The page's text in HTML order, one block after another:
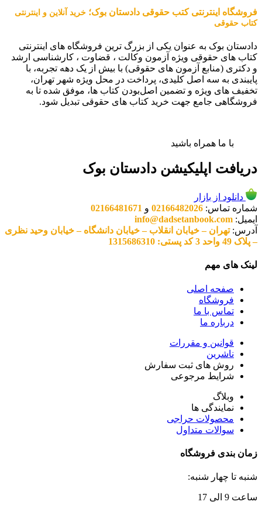
فروشگاه اینترنتی کتب حقوقی دادستان بوک؛ خرید آنلاین و اینترنتی
کتاب حقوقی
دادستان بوک به عنوان یکی از بزرگ ترین فروشگاه های اینترنتی
کتاب های حقوقی ویژه آزمون وکالت ، قضاوت ، کارشناسی ارشد
و دکتری (منابع آزمون های حقوقی) با بیش از یک دهه تجربه، با
پایبندی به سه اصل کلیدی، پرداخت در محل ویژه شهر تهران،
تخفیف های ویژه و تضمین اصل‌بودن کتاب ها، موفق شده تا به
فروشگاهی جامع جهت خرید کتاب های حقوقی تبدیل شود.
با ما همراه باشید
دریافت اپلیکیشن دادستان بوک
دانلود از بازار
شماره تماس: 02166482026 و 02166481671
ایمیل: info@dadsetanbook.com
آدرس:تهران – خیابان انقلاب – خیابان دانشگاه – خیابان وحید نظری
– پلاک 49 واحد 3 کد پستی: 1315686310
لینک های مهم
صفحه اصلی
فروشگاه
تماس با ما
درباره ما
قوانین و مقررات
ناشرین
روش های ثبت سفارش
شرایط مرجوعی
وبلاگ
نمایندگی ها
محصولات حراجی
سوالات متداول
زمان بندی فروشگاه
شنبه تا چهار شنبه:
ساعت 9 الی 17